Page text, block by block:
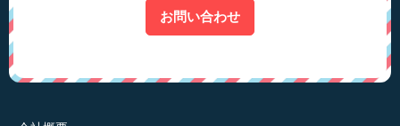
お問い合わせ